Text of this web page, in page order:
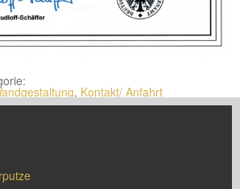
, Kontakt/ Anfahrt